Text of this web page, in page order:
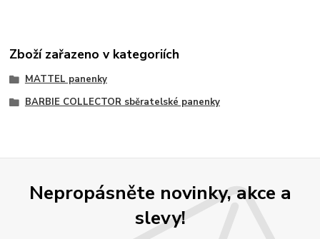
Zboží zařazeno v kategoriích
MATTEL panenky
BARBIE COLLECTOR sběratelské panenky
Nepropásněte novinky, akce a
slevy!